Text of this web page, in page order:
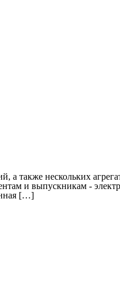
а также нескольких
и выпускникам -
[…]